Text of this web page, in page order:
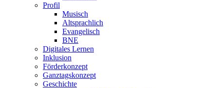
Profil
Musisch
Altsprachlich
Evangelisch
BNE
Digitales Lernen
Inklusion
Förderkonzept
Ganztagskonzept
Geschichte